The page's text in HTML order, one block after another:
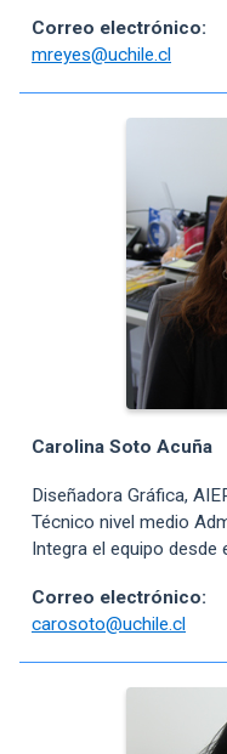
Correo electrónico:
mreyes@uchile.cl
Carolina Soto Acuña
Diseñadora Gráfica,
Técnico nivel medio
Integra el equipo desde
Correo electrónico:
carosoto@uchile.cl